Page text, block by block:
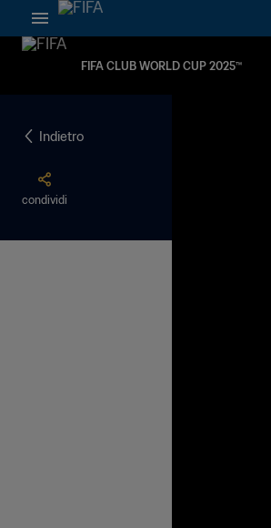
FIFA CLUB WORLD CUP 2025™
Indietro
condividi